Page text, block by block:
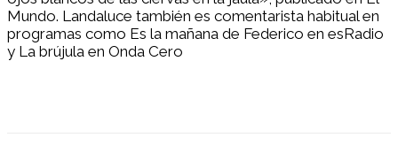
Mundo. Landaluce también es comentarista habitual en
programas como Es la mañana de Federico en esRadio
y La brújula en Onda Cero